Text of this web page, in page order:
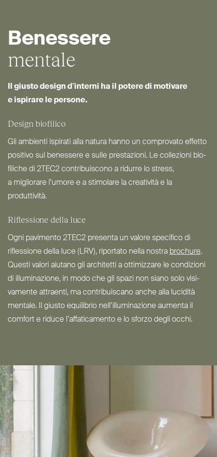
Benessere
mentale
Il giusto design d’interni ha il potere di motivare
e ispirare le persone.
Design biofilico
Gli ambienti ispirati alla natura hanno un com­provato effetto
positivo sul benessere e sulle pre­stazioni. Le col­lezioni bio­
filiche di 2TEC2 con­tri­buiscono a ridurre lo stress,
a migliorare l’umore e a stimolare la creatività e la
produttività.
Riflessione della luce
Ogni pavimento 2TEC2 presenta un valore specifico di
riflessione della luce (LRV), riportato nella nostra brochure.
Questi valori aiutano gli architetti a otti­mizzare le con­dizioni
di illu­mi­nazione, in modo che gli spazi non siano solo visi­
vamente attraenti, ma con­tri­buiscano anche alla lucidità
mentale. Il giusto equilibrio nel­l’il­lu­mi­nazione aumenta il
comfort e riduce l’af­fa­ti­camento e lo sforzo degli occhi.